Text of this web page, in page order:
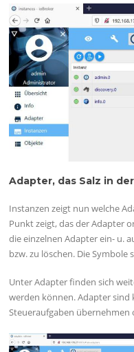
Adapter, das Salz in
Instanzen zeigt nun welche
Punkt zeigt, das der Adapter
die einzelnen Adapter ein- u.
bzw. zu löschen. Die Symbole
Unter Adapter finden sich
werden können. Adapter sind
Steueraufgaben übernehmen